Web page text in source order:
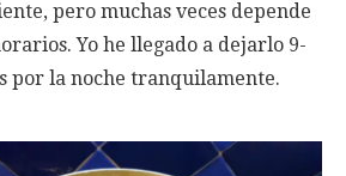
pero muchas veces depende
Yo he llegado a dejarlo 9-
por la noche tranquilamente.